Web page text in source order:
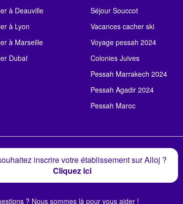
à Deauville
à Lyon
à Marseille
Dubaï
Séjour Souccot
Vacances cacher ski
Voyage pessah 2024
Colonies Juives
Pessah Marrakech 2024
Pessah Agadir 2024
Pessah Maroc
inscrire votre établissement sur Alloj ?
Cliquez ici
? Nous sommes là pour vous aider !